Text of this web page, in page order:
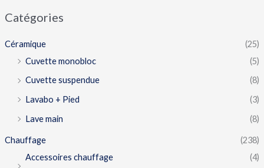
Catégories
Céramique
(25)
Cuvette monobloc
(5)
Cuvette suspendue
(8)
Lavabo + Pied
(3)
Lave main
(8)
Chauffage
(238)
Accessoires chauffage
(4)